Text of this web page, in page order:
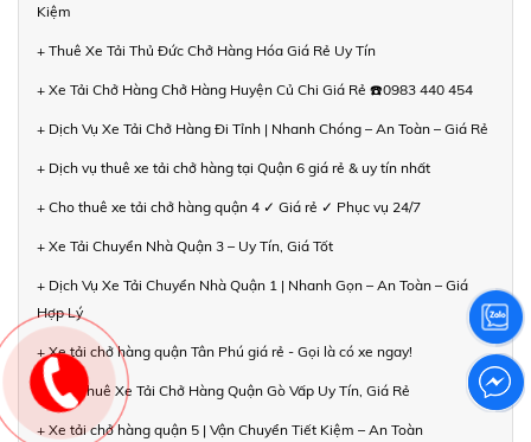
Kiệm
+ Thuê Xe Tải Thủ Đức Chở Hàng Hóa Giá Rẻ Uy Tín
+ Xe Tải Chở Hàng Chở Hàng Huyện Củ Chi Giá Rẻ ☎️0983 440 454
+ Dịch Vụ Xe Tải Chở Hàng Đi Tỉnh | Nhanh Chóng – An Toàn – Giá Rẻ
+ Dịch vụ thuê xe tải chở hàng tại Quận 6 giá rẻ & uy tín nhất
+ Cho thuê xe tải chở hàng quận 4 ✓ Giá rẻ ✓ Phục vụ 24/7
+ Xe Tải Chuyển Nhà Quận 3 – Uy Tín, Giá Tốt
+ Dịch Vụ Xe Tải Chuyển Nhà Quận 1 | Nhanh Gọn – An Toàn – Giá
Hợp Lý
+ Xe tải chở hàng quận Tân Phú giá rẻ - Gọi là có xe ngay!
+ Cho Thuê Xe Tải Chở Hàng Quận Gò Vấp Uy Tín, Giá Rẻ
+ Xe tải chở hàng quận 5 | Vận Chuyển Tiết Kiệm – An Toàn